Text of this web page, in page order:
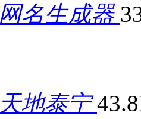
网名生成器
天地泰宁